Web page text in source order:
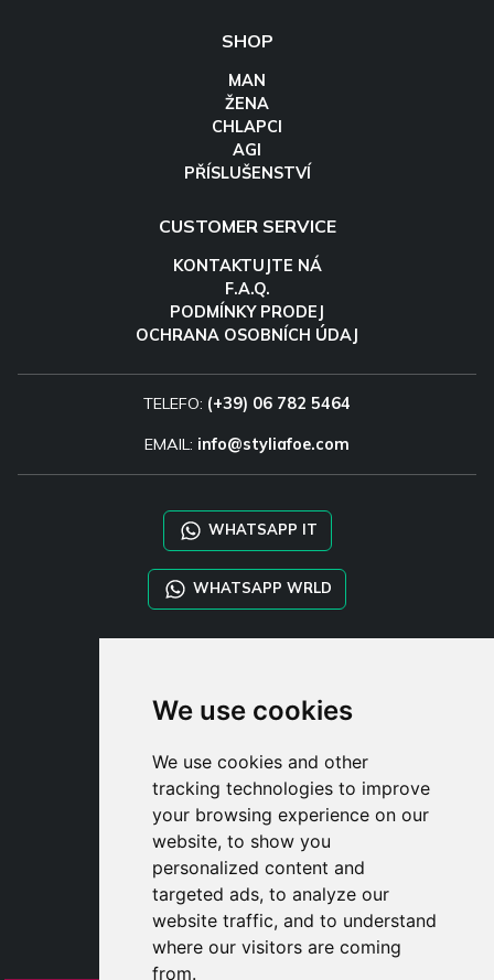
We use cookies
We use cookies and other
tracking technologies to improve
your browsing experience on our
website, to show you
personalized content and
targeted ads, to analyze our
website traffic, and to understand
where our visitors are coming
from.
SHOP
MAN
ŽENA
CHLAPCI
AGI
PŘÍSLUŠENSTVÍ
CUSTOMER SERVICE
KONTAKTUJTE NÁ
F.A.Q.
PODMÍNKY PRODEJ
OCHRANA OSOBNÍCH ÚDAJ
TELEFO: (+39) 06 782 5464
EMAIL: info@styliafoe.com
WHATSAPP IT
WHATSAPP WRLD
TAYLOR MADE ORDERS
UŽIVATE
ZAREGISTROVA
PŘIHLÁSIT S
NÁKUPNÍ KOŠÍ